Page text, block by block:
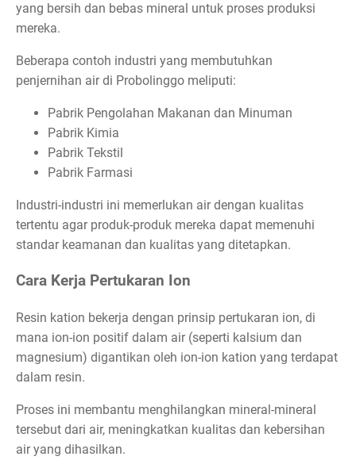
yang bersih dan bebas mineral untuk proses produksi
mereka.
Beberapa contoh industri yang membutuhkan
penjernihan air di Probolinggo meliputi:
Pabrik Pengolahan Makanan dan Minuman
Pabrik Kimia
Pabrik Tekstil
Pabrik Farmasi
Industri-industri ini memerlukan air dengan kualitas
tertentu agar produk-produk mereka dapat memenuhi
standar keamanan dan kualitas yang ditetapkan.
Cara Kerja Pertukaran Ion
Resin kation bekerja dengan prinsip pertukaran ion, di
mana ion-ion positif dalam air (seperti kalsium dan
magnesium) digantikan oleh ion-ion kation yang terdapat
dalam resin.
Proses ini membantu menghilangkan mineral-mineral
tersebut dari air, meningkatkan kualitas dan kebersihan
air yang dihasilkan.